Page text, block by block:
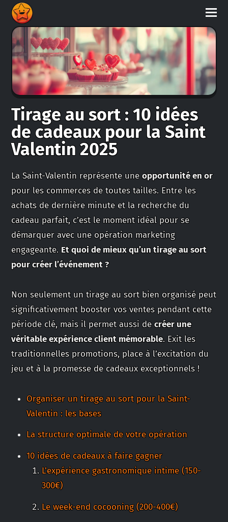
Tirage au sort : 10 idées
de cadeaux pour la Saint
Valentin 2025
La Saint-Valentin représente uneopportunité en or
pour les commerces de toutes tailles. Entre les
achats de dernière minute et la recherche du
cadeau parfait, c’est le moment idéal pour se
démarquer avec une opération marketing
engageante.Et quoi de mieux qu’un tirage au sort
pour créer l’événement ?
Non seulement un tirage au sort bien organisé peut
significativement booster vos ventes pendant cette
période clé, mais il permet aussi decréer une
véritable expérience client mémorable. Exit les
traditionnelles promotions, place à l’excitation du
jeu et à la promesse de cadeaux exceptionnels !
Organiser un tirage au sort pour la Saint-
Valentin : les bases
La structure optimale de votre opération
10 idées de cadeaux à faire gagner
L’expérience gastronomique intime (150-
300€)
Le week-end cocooning (200-400€)